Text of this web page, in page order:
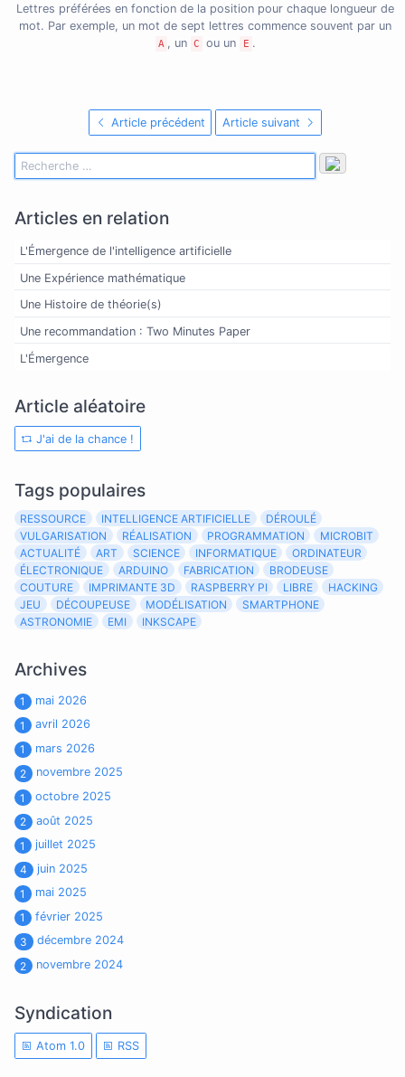
Lettres préférées en fonction de la position pour chaque longueur de
mot. Par exemple, un mot de sept lettres commence souvent par un
A , un C ou un E .
Article précédent Article suivant
Articles en relation
L'Émergence de l'intelligence artificielle
Une Expérience mathématique
Une Histoire de théorie(s)
Une recommandation : Two Minutes Paper
L'Émergence
Article aléatoire
J'ai de la chance !
Tags populaires
RESSOURCE INTELLIGENCE ARTIFICIELLE
DÉROULÉ
VULGARISATION
RÉALISATION PROGRAMMATION
MICROBIT
ACTUALITÉ
ART SCIENCE INFORMATIQUE
ORDINATEUR
ÉLECTRONIQUE
ARDUINO FABRICATION
BRODEUSE
COUTURE
IMPRIMANTE 3D RASPBERRY PI LIBRE
HACKING
JEU
DÉCOUPEUSE MODÉLISATION
SMARTPHONE
ASTRONOMIE
EMI INKSCAPE
Archives
1
mai 2026
1
avril 2026
1
mars 2026
2
novembre 2025
1
octobre 2025
2
août 2025
1
juillet 2025
4
juin 2025
1
mai 2025
1
février 2025
3
décembre 2024
2
novembre 2024
Syndication
Atom 1.0 RSS